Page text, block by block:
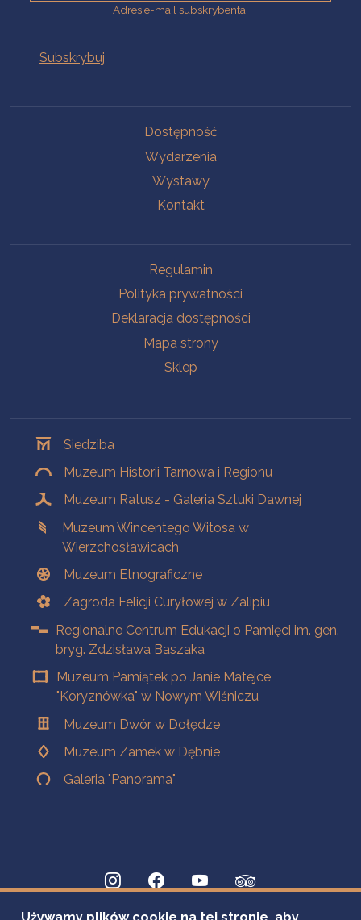
Adres e-mail subskrybenta.
Dostępność
Wydarzenia
Wystawy
Kontakt
Regulamin
Polityka prywatności
Deklaracja dostępności
Mapa strony
Sklep
Siedziba
Muzeum Historii Tarnowa i Regionu
Muzeum Ratusz - Galeria Sztuki Dawnej
Muzeum Wincentego Witosa w
Wierzchosławicach
Muzeum Etnograficzne
Zagroda Felicji Curyłowej w Zalipiu
Regionalne Centrum Edukacji o Pamięci im. gen.
bryg. Zdzisława Baszaka
Muzeum Pamiątek po Janie Matejce
"Koryznówka" w Nowym Wiśniczu
Muzeum Dwór w Dołędze
Muzeum Zamek w Dębnie
Galeria "Panorama"